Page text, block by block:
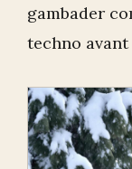
gambader
techno